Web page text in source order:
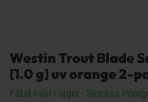
Westin Trout Blade
[1.0 g] uv orange 2-
Fåtal kvar i lager - Skickas